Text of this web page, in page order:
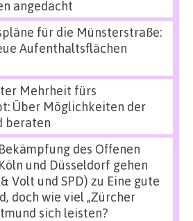
angedacht
für die Münsterstraße:
Aufenthaltsflächen
Mehrheit fürs
Über Möglichkeiten der
beraten
des Offenen
und Düsseldorf gehen
Volt und SPD) zu Eine gute
doch wie viel „Zürcher
sich leisten?